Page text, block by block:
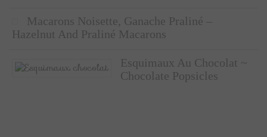
Macarons Noisette, Ganache Praliné –
Hazelnut And Praliné Macarons
Esquimaux Au Chocolat ~
Chocolate Popsicles